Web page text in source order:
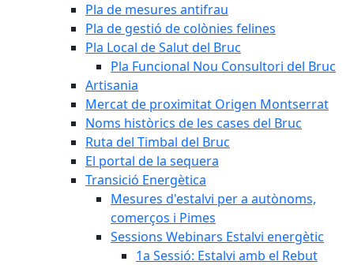
Pla de mesures antifrau
Pla de gestió de colònies felines
Pla Local de Salut del Bruc
Pla Funcional Nou Consultori del Bruc
Artisania
Mercat de proximitat Origen Montserrat
Noms històrics de les cases del Bruc
Ruta del Timbal del Bruc
El portal de la sequera
Transició Energètica
Mesures d'estalvi per a autònoms,
comerços i Pimes
Sessions Webinars Estalvi energètic
1a Sessió: Estalvi amb el Rebut